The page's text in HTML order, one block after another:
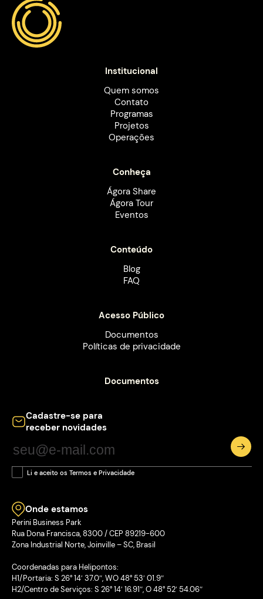
Institucional
Quem somos
Contato
Programas
Projetos
Operações
Conheça
Ágora Share
Ágora Tour
Eventos
Conteúdo
Blog
FAQ
Acesso Público
Documentos
Políticas de privacidade
Documentos
Cadastre-se para
receber novidades
Li e aceito os Termos e Privacidade
Onde estamos
Perini Business Park
Rua Dona Francisca, 8300 / CEP 89219-600
Zona Industrial Norte, Joinville – SC, Brasil
Coordenadas para Helipontos:
H1/Portaria: S 26° 14′ 37.0″, WO 48° 53′ 01.9″
H2/Centro de Serviços: S 26° 14′ 16.91″, O 48° 52′ 54.06″